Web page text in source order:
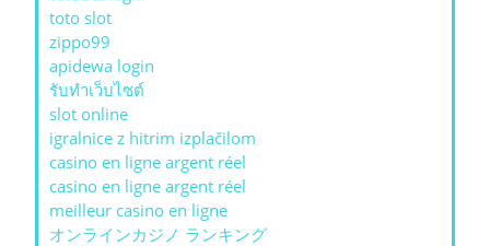
toto slot
zippo99
apidewa login
รับทําเว็บไซต์
slot online
igralnice z hitrim izplačilom
casino en ligne argent réel
casino en ligne argent réel
meilleur casino en ligne
オンラインカジノ ランキング